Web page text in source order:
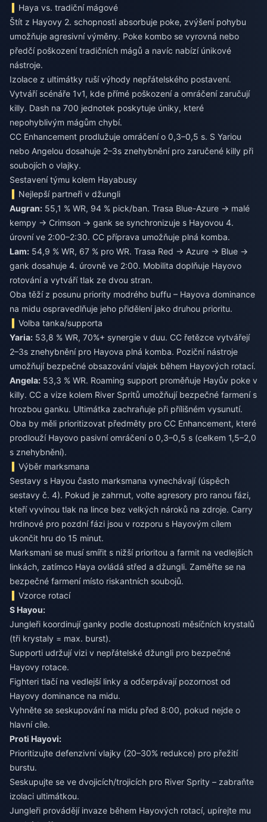
Haya vs. tradiční mágové
Štít z Hayovy 2. schopnosti absorbuje poke, zvýšení pohybu
umožňuje agresivní výměny. Poke kombo se vyrovná nebo
předčí poškození tradičních mágů a navíc nabízí únikové
nástroje.
Izolace z ultimátky ruší výhody nepřátelského postavení.
Vytváří scénáře 1v1, kde přímé poškození a omráčení zaručují
killy. Dash na 700 jednotek poskytuje úniky, které
nepohyblivým mágům chybí.
CC Enhancement prodlužuje omráčení o 0,3–0,5 s. S Yariou
nebo Angelou dosahuje 2–3s znehybnění pro zaručené killy při
soubojích o vlajky.
Sestavení týmu kolem Hayabusy
Nejlepší partneři v džungli
Augran: 55,1 % WR, 94 % pick/ban. Trasa Blue-Azure → malé
kempy → Crimson → gank se synchronizuje s Hayovou 4.
úrovní ve 2:00–2:30. CC příprava umožňuje plná komba.
Lam: 54,9 % WR, 67 % pro WR. Trasa Red → Azure → Blue →
gank dosahuje 4. úrovně ve 2:00. Mobilita doplňuje Hayovo
rotování a vytváří tlak ze dvou stran.
Oba těží z posunu priority modrého buffu – Hayova dominance
na midu ospravedlňuje jeho přidělení jako druhou prioritu.
Volba tanka/supporta
Yaria: 53,8 % WR, 70%+ synergie v duu. CC řetězce vytvářejí
2–3s znehybnění pro Hayova plná komba. Poziční nástroje
umožňují bezpečné obsazování vlajek během Hayových rotací.
Angela: 53,3 % WR. Roaming support proměňuje Hayův poke v
killy. CC a vize kolem River Spritů umožňují bezpečné farmení s
hrozbou ganku. Ultimátka zachraňuje při přílišném vysunutí.
Oba by měli prioritizovat předměty pro CC Enhancement, které
prodlouží Hayovo pasivní omráčení o 0,3–0,5 s (celkem 1,5–2,0
s znehybnění).
Výběr marksmana
Sestavy s Hayou často marksmana vynechávají (úspěch
sestavy č. 4). Pokud je zahrnut, volte agresory pro ranou fázi,
kteří vyvinou tlak na lince bez velkých nároků na zdroje. Carry
hrdinové pro pozdní fázi jsou v rozporu s Hayovým cílem
ukončit hru do 15 minut.
Marksmani se musí smířit s nižší prioritou a farmit na vedlejších
linkách, zatímco Haya ovládá střed a džungli. Zaměřte se na
bezpečné farmení místo riskantních soubojů.
Vzorce rotací
S Hayou:
Jungleři koordinují ganky podle dostupnosti měsíčních krystalů
(tři krystaly = max. burst).
Supporti udržují vizi v nepřátelské džungli pro bezpečné
Hayovy rotace.
Fighteri tlačí na vedlejší linky a odčerpávají pozornost od
Hayovy dominance na midu.
Vyhněte se seskupování na midu před 8:00, pokud nejde o
hlavní cíle.
Proti Hayovi:
Prioritizujte defenzivní vlajky (20–30% redukce) pro přežití
burstu.
Seskupujte se ve dvojicích/trojicích pro River Sprity – zabraňte
izolaci ultimátkou.
Jungleři provádějí invaze během Hayových rotací, upírejte mu